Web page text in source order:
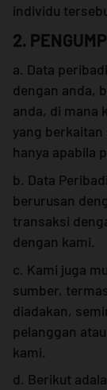
individu
2.
a. Data
dengan anda,
anda, di mana
yang
hanya apabila
b. Data
berurusan
transaksi
dengan kami.
c. Kami juga
sumber,
diadakan,
pelanggan
kami.
d. Berikut